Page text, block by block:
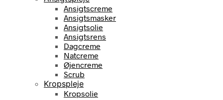
Ansigtscreme
Ansigtsmasker
Ansigtsolie
Ansigtsrens
Dagcreme
Natcreme
Øjencreme
Scrub
Kropspleje
Kropsolie